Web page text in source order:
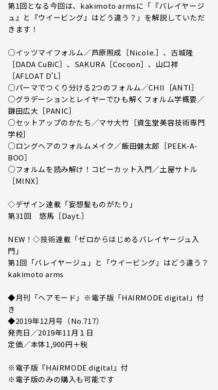
第1回となる今回は、kakimoto armsに「『バレイヤージ
ュ』と『ウイービング』はどう違う？」を解説していただ
きます！
○イッツマイフォルム／芦原照成［Nicole.］、古城隆
［DADA CuBiC］、SAKURA［Cocoon］、山口祥
［AFLOAT D’L］
○パーマでつくり分ける2つのフォルム／CHII［ANTI］
○グラデーションとレイヤーでひも解くフォルム学概要／
鎌田広大［PANIC］
○セットアップのかたち／マサ大竹［資生堂美容技術専門
学校］
○ロングヘアのフォルムメイク／飯田健太郎［PEEK-A-
BOO］
○フォルムを読み解け！コピーカット入門／土屋サトル
［MINX］
◇デザイン連載「妄想髪ものがたり」
第31回 悠馬［Dayt.］
NEW！◇技術連載「ゼロからはじめるバレイヤージュ入
門」
第1回「バレイヤージュ」と「ウイービング」はどう違う？
kakimoto arms
◆月刊「ヘアモード」※電子版「HAIRMODE digital」付
き
◆2019年12月号（No.717）
発売日／2019年11月１日
定価／本体1,900円＋税
※電子版『HAIRMODE digital』付
※電子版のみの購入も可能です